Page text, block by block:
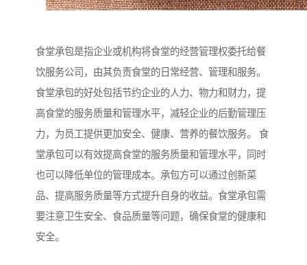
食堂承包是指企业或机构将食堂的经营管理权委托给餐
饮服务公司，由其负责食堂的日常经营、管理和服务。
食堂承包的好处包括节约企业的人力、物力和财力，提
高食堂的服务质量和管理水平，减轻企业的后勤管理压
力，为员工提供更加安全、健康、营养的餐饮服务。 食
堂承包可以有效提高食堂的服务质量和管理水平，同时
也可以降低单位的管理成本。承包方可以通过创新菜
品、提高服务质量等方式提升自身的收益。食堂承包需
要注意卫生安全、食品质量等问题，确保食堂的健康和
安全。